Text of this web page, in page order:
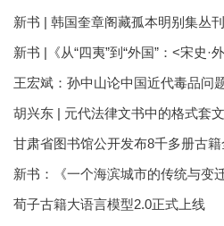
新书 | 韩国奎章阁藏孤本明别集丛刊
新书 |《从“四夷”到“外国”：<宋史·
王宏斌：孙中山论中国近代毒品问
胡兴东 | 元代法律文书中的格式套
甘肃省图书馆公开发布8千多册古
新书：《一个海滨城市的传统与变
荀子古籍大语言模型2.0正式上线